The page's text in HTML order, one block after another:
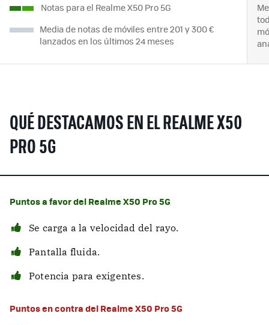
Notas para el Realme X50 Pro 5G
Media de notas de móviles entre 201 y 300 €
lanzados en los últimos 24 meses
QUÉ DESTACAMOS EN EL REALME X50
PRO 5G
Puntos a favor del Realme X50 Pro 5G
Se carga a la velocidad del rayo.
Pantalla fluida.
Potencia para exigentes.
Puntos en contra del Realme X50 Pro 5G